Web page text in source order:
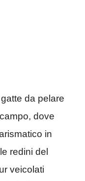
da pelare
dove
in
redini del
veicolati